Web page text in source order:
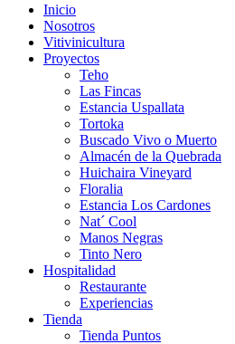
Inicio
Nosotros
Vitivinicultura
Proyectos
Teho
Las Fincas
Estancia Uspallata
Tortoka
Buscado Vivo o Muerto
Almacén de la Quebrada
Huichaira Vineyard
Floralia
Estancia Los Cardones
Nat´ Cool
Manos Negras
Tinto Nero
Hospitalidad
Restaurante
Experiencias
Tienda
Tienda Puntos